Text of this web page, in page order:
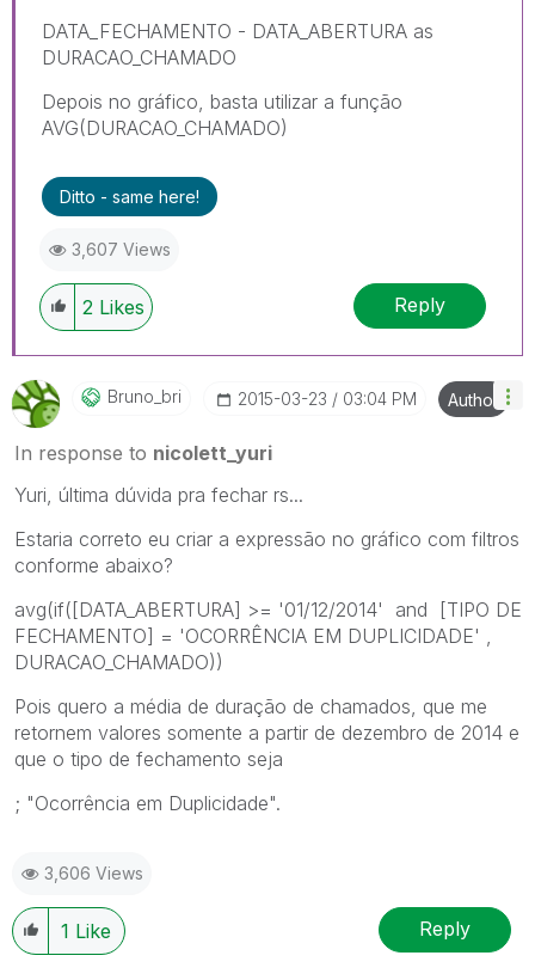
DATA_FECHAMENTO - DATA_ABERTURA as
DURACAO_CHAMADO
Depois no gráfico, basta utilizar a função
AVG(DURACAO_CHAMADO)
Ditto - same here!
3,607 Views
2 Likes Reply
Bruno_bri ‎2015-03-23 03:04 PM Author
In response to nicolett_yuri
Yuri, última dúvida pra fechar rs...
Estaria correto eu criar a expressão no gráfico com filtros
conforme abaixo?
avg(if([DATA_ABERTURA] >= '01/12/2014' and [TIPO DE
FECHAMENTO] = 'OCORRÊNCIA EM DUPLICIDADE' ,
DURACAO_CHAMADO))
Pois quero a média de duração de chamados, que me
retornem valores somente a partir de dezembro de 2014 e
que o tipo de fechamento seja
; "Ocorrência em Duplicidade".
3,606 Views
1 Like Reply